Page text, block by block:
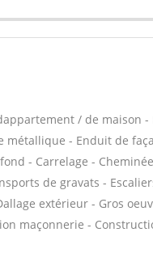
/ de maison
- Enduit de
- Carrelage -
de gravats -
extérieur - Gros
maçonnerie -